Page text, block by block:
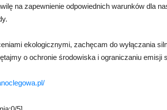
na zapewnienie odpowiednich warunków dla
ekologicznymi, zachęcam do wyłączania
o ochronie środowiska i ograniczaniu emisji